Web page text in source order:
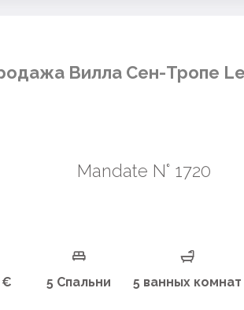
Вилла Сен-Тропе
Mandate N° 1720
€ 5 Спальни 5 ванных комнат